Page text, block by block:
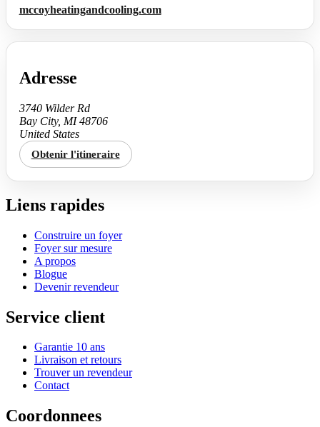
mccoyheatingandcooling.com
Adresse
3740 Wilder Rd
Bay City, MI 48706
United States
Obtenir l'itineraire
Liens rapides
Construire un foyer
Foyer sur mesure
A propos
Blogue
Devenir revendeur
Service client
Garantie 10 ans
Livraison et retours
Trouver un revendeur
Contact
Coordonnees